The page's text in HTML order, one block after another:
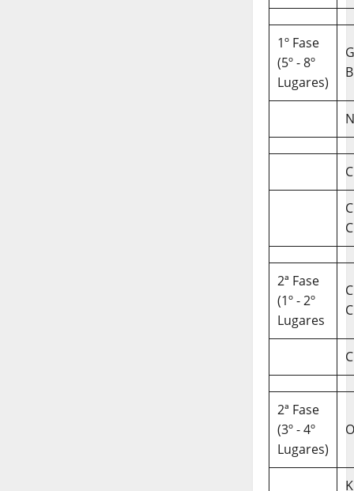
1º Fase
(5º - 8º
Lugares)
B
C
2ª Fase
(1º - 2º
Lugares
C
2ª Fase
(3º - 4º
Lugares)